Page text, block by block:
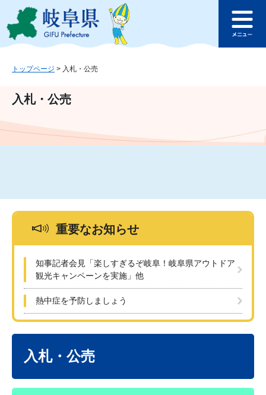
ジ
ュ
文
このページの本文へ
ュ
トップページ > 入札・公売
入札・公売
重要なお知らせ
知事記者会見「楽しすぎるぞ岐阜！岐阜県アウトドア
観光キャンペーンを実施」他
熱中症を予防しましょう
入札・公売